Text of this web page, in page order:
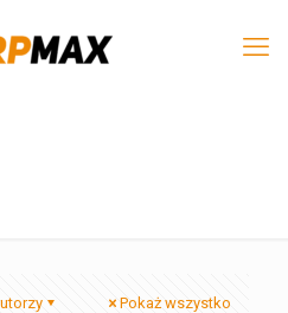
Pokaż wszystko